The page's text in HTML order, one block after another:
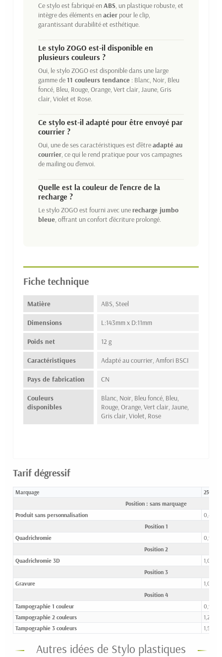
Ce stylo est fabriqué enABS, un plastique robuste, et
intègre des éléments enacier pour le clip,
garantissant durabilité et esthétique.
Le stylo ZOGO est-il disponible en
plusieurs couleurs ?
Oui, le stylo ZOGO est disponible dans une large
gamme de11 couleurs tendance : Blanc, Noir, Bleu
foncé, Bleu, Rouge, Orange, Vert clair, Jaune, Gris
clair, Violet et Rose.
Ce stylo est-il adapté pour être envoyé par
courrier ?
Oui, une de ses caractéristiques est d'êtreadapté au
courrier, ce qui le rend pratique pour vos campagnes
de mailing ou d'envoi.
Quelle est la couleur de l'encre de la
recharge ?
Le stylo ZOGO est fourni avec unerecharge jumbo
bleue, offrant un confort d'écriture prolongé.
Fiche technique
Matière ABS, Steel
Dimensions L:143mm x D:11mm
Poids net 12 g
Caractéristiques Adapté au courrier, Amfori BSCI
Pays de fabrication CN
Couleurs
disponibles
Blanc, Noir, Bleu foncé, Bleu,
Rouge, Orange, Vert clair, Jaune,
Gris clair, Violet, Rose
Tarif dégressif
Marquage 250-499
Position : sans marquage
Produit sans personnalisation
0,46 €
Position 1
Quadrichromie
0,99 €
Position 2
Quadrichromie 3D
1,07 €
Position 3
Gravure
1,03 €
Position 4
Tampographie 1 couleur
0,90 €
Tampographie 2 couleurs
1,24 €
Tampographie 3 couleurs
1,59 €
Autres idées de Stylo plastiques